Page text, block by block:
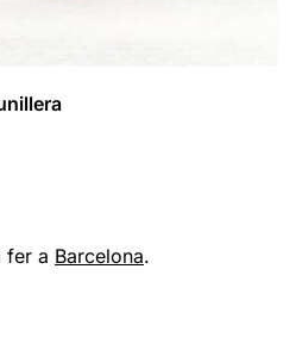
fer a Barcelona.